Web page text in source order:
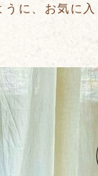
うに、お気に